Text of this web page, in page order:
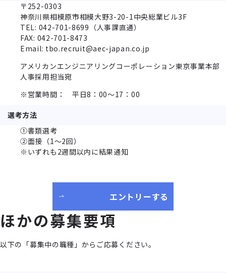
〒252-0303
神奈川県相模原市相模⼤野3-20-1中央総業ビル3F
TEL: 042-701-8699（人事課直通）
FAX: 042-701-8473
Email: tbo.recruit@aec-japan.co.jp
アメリカンエンジニアリングコーポレーション東京事業本部
人事採用担当宛
※営業時間： 平日8：00～17：00
選考方法
①書類選考
②面接（1～2回）
※いずれも2週間以内に結果通知
エントリーする
ほかの募集要項
以下の「募集中の職種」からご応募ください。